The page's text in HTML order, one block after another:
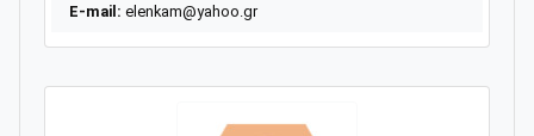
E-mail: elenkam@yahoo.gr